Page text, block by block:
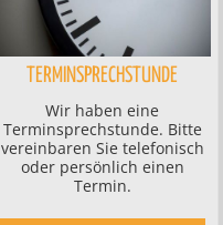
TERMINSPRECHSTUNDE
Wir haben eine
Terminsprechstunde. Bitte
vereinbaren Sie telefonisch
oder persönlich einen
Termin.